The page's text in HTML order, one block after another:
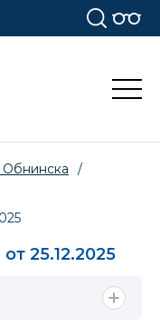
Обнинска
/
25.12.2025